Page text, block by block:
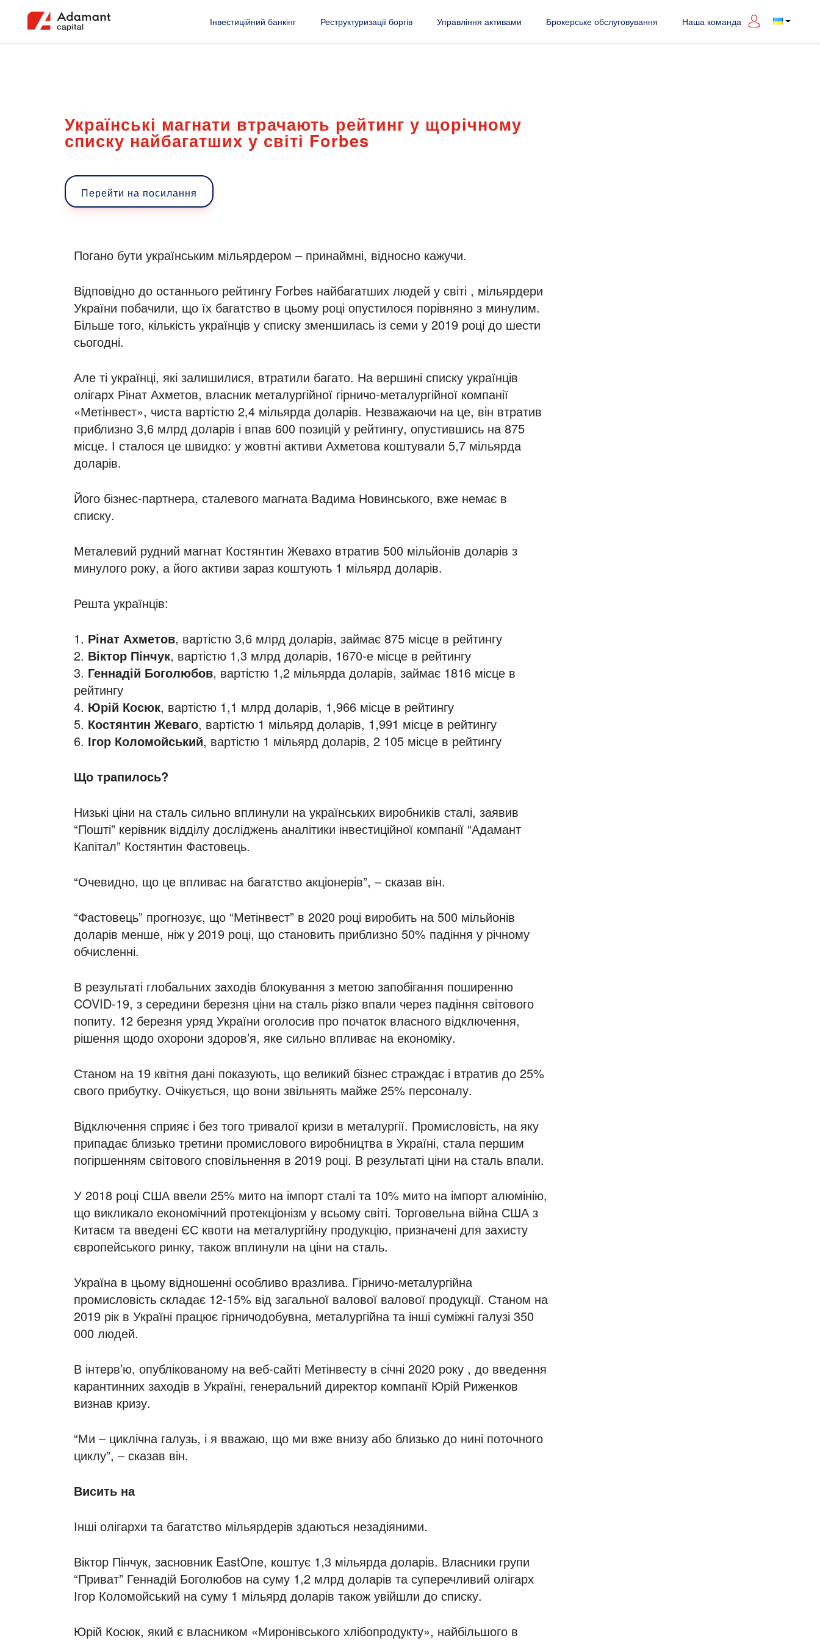
Інвестиційний банкінг Реструктуризації боргів Управління активами Брокерське обслуговування Наша команда
Українські магнати втрачають рейтинг у щорічному
списку найбагатших у світі Forbes
Перейти на посилання
Погано бути українським мільярдером – принаймні, відносно кажучи.
Відповідно до останнього рейтингу Forbes найбагатших людей у ​​світі , мільярдери
України побачили, що їх багатство в цьому році опустилося порівняно з минулим.
Більше того, кількість українців у списку зменшилась із семи у 2019 році до шести
сьогодні.
Але ті українці, які залишилися, втратили багато. На вершині списку українців
олігарх Рінат Ахметов, власник металургійної гірничо-металургійної компанії
«Метінвест», чиста вартістю 2,4 мільярда доларів. Незважаючи на це, він втратив
приблизно 3,6 млрд доларів і впав 600 позицій у рейтингу, опустившись на 875
місце. І сталося це швидко: у жовтні активи Ахметова коштували 5,7 мільярда
доларів.
Його бізнес-партнера, сталевого магната Вадима Новинського, вже немає в
списку.
Металевий рудний магнат Костянтин Жевахо втратив 500 мільйонів доларів з
минулого року, а його активи зараз коштують 1 мільярд доларів.
Решта українців:
1. Рінат Ахметов, вартістю 3,6 млрд доларів, займає 875 місце в рейтингу
2. Віктор Пінчук, вартістю 1,3 млрд доларів, 1670-е місце в рейтингу
3. Геннадій Боголюбов, вартістю 1,2 мільярда доларів, займає 1816 місце в
рейтингу
4. Юрій Косюк, вартістю 1,1 млрд доларів, 1,966 місце в рейтингу
5. Костянтин Жеваго, вартістю 1 мільярд доларів, 1,991 місце в рейтингу
6. Ігор Коломойський, вартістю 1 мільярд доларів, 2 105 місце в рейтингу
Що трапилось?
Низькі ціни на сталь сильно вплинули на українських виробників сталі, заявив
“Пошті” керівник відділу досліджень аналітики інвестиційної компанії “Адамант
Капітал” Костянтин Фастовець.
“Очевидно, що це впливає на багатство акціонерів”, – сказав він.
“Фастовець” прогнозує, що “Метінвест” в 2020 році виробить на 500 мільйонів
доларів менше, ніж у 2019 році, що становить приблизно 50% падіння у річному
обчисленні.
В результаті глобальних заходів блокування з метою запобігання поширенню
COVID-19, з середини березня ціни на сталь різко впали через падіння світового
попиту. 12 березня уряд України оголосив про початок власного відключення,
рішення щодо охорони здоров’я, яке сильно впливає на економіку.
Станом на 19 квітня дані показують, що великий бізнес страждає і втратив до 25%
свого прибутку. Очікується, що вони звільнять майже 25% персоналу.
Відключення сприяє і без того тривалої кризи в металургії. Промисловість, на яку
припадає близько третини промислового виробництва в Україні, стала першим
погіршенням світового сповільнення в 2019 році. В результаті ціни на сталь впали.
У 2018 році США ввели 25% мито на імпорт сталі та 10% мито на імпорт алюмінію,
що викликало економічний протекціонізм у всьому світі. Торговельна війна США з
Китаєм та введені ЄС квоти на металургійну продукцію, призначені для захисту
європейського ринку, також вплинули на ціни на сталь.
Україна в цьому відношенні особливо вразлива. Гірничо-металургійна
промисловість складає 12-15% від загальної валової валової продукції. Станом на
2019 рік в Україні працює гірничодобувна, металургійна та інші суміжні галузі 350
000 людей.
В інтерв’ю, опублікованому на веб-сайті Метінвесту в січні 2020 року , до введення
карантинних заходів в Україні, генеральний директор компанії Юрій Риженков
визнав кризу.
“Ми – циклічна галузь, і я вважаю, що ми вже внизу або близько до нині поточного
циклу”, – сказав він.
Висить на
Інші олігархи та багатство мільярдерів здаються незадіяними.
Віктор Пінчук, засновник EastOne, коштує 1,3 мільярда доларів. Власники групи
“Приват” Геннадій Боголюбов на суму 1,2 млрд доларів та суперечливий олігарх
Ігор Коломойський на суму 1 мільярд доларів також увійшли до списку.
Юрій Косюк, який є власником «Миронівського хлібопродукту», найбільшого в